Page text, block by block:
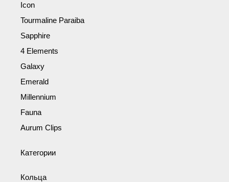
Icon
Tourmaline Paraiba
Sapphire
4 Elements
Galaxy
Emerald
Millennium
Fauna
Aurum Clips
Категории
Кольца